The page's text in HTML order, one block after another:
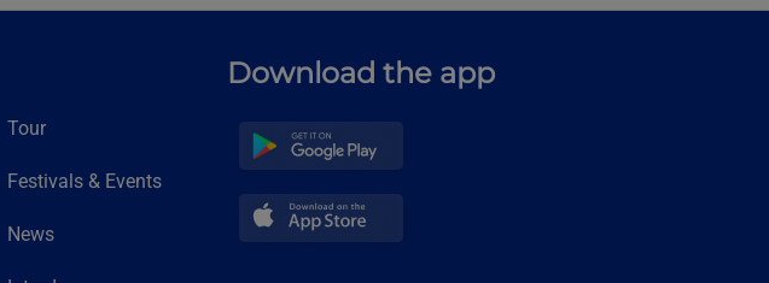
Tour
Festivals & Events
News
Download the app